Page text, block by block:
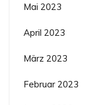
Mai 2023
April 2023
März 2023
Februar 2023